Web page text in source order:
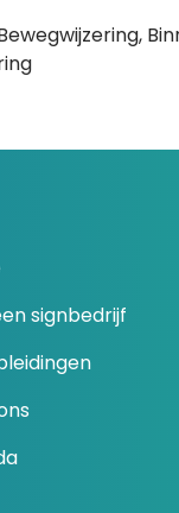
signbedrijf